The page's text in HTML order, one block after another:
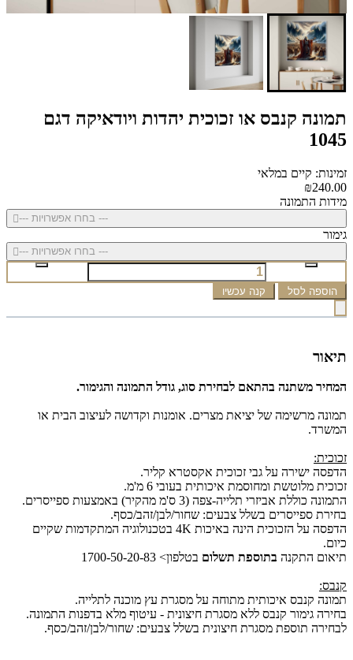
תמונה קנבס או זכוכית יהדות ויודאיקה דגם
1045
זמינות: קיים במלאי
₪240.00
מידות התמונה
--- בחרו אפשרויות ---
גימור
--- בחרו אפשרויות ---
הוספה לסל קנה עכשיו
תיאור
המחיר משתנה בהתאם לבחירת סוג, גודל התמונה והגימור.
תמונה מרשימה של יציאת מצרים. אומנות וקדושה לעיצוב הבית או
המשרד.
זכוכית:
הדפסה ישירה על גבי זכוכית אקסטרא קליר.
זכוכית מלוטשת ומחוסמת איכותית בעובי 6 מ'מ.
התמונה כוללת אביזרי תלייה-צפה (3 ס'מ מהקיר) באמצעות ספייסרים.
בחירת ספייסרים בשלל צבעים: שחור/לבן/זהב/כסף.
הדפסה על הזכוכית הינה באיכות 4K בטכנולוגיה המתקדמות שקיים
כיום.
תיאום התקנה בתוספת תשלום בטלפון> 1700-50-20-83
קנבס:
תמונה קנבס איכותית מתוחה על מסגרת עץ מוכנה לתלייה.
בחירה גימור קנבס ללא מסגרת חיצונית - עיטוף מלא בדפנות התמונה.
לבחירה תוספת מסגרת חיצונית בשלל צבעים: שחור/לבן/זהב/כסף.